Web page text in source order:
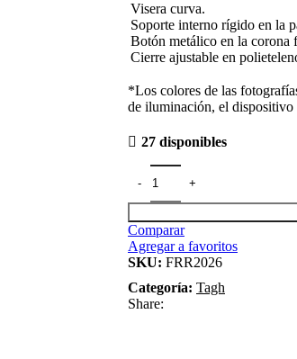
Visera curva.
Soporte interno rígido en la
Botón metálico en la corona
Cierre ajustable en
*Los colores de las
de iluminación, el
27 disponibles
Comparar
Agregar a favoritos
SKU: FRR2026
Categoría: Tagh
Share: